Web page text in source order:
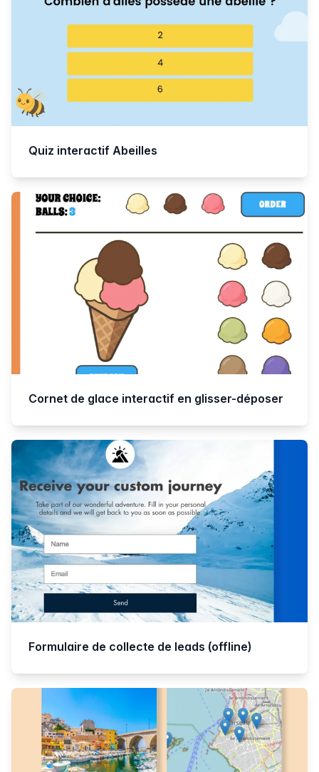
Quiz interactif Abeilles
Cornet de glace interactif en glisser-déposer
Formulaire de collecte de leads (offline)